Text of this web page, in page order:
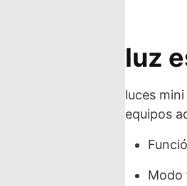
luz
luces
equipos
Modo